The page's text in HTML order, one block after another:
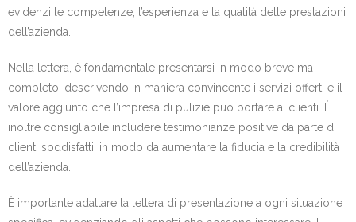
evidenzi le competenze, l’esperienza e la qualità delle prestazioni
dell’azienda.
Nella lettera, è fondamentale presentarsi in modo breve ma
completo, descrivendo in maniera convincente i servizi offerti e il
valore aggiunto che l’impresa di pulizie può portare ai clienti. È
inoltre consigliabile includere testimonianze positive da parte di
clienti soddisfatti, in modo da aumentare la fiducia e la credibilità
dell’azienda.
È importante adattare la lettera di presentazione a ogni situazione